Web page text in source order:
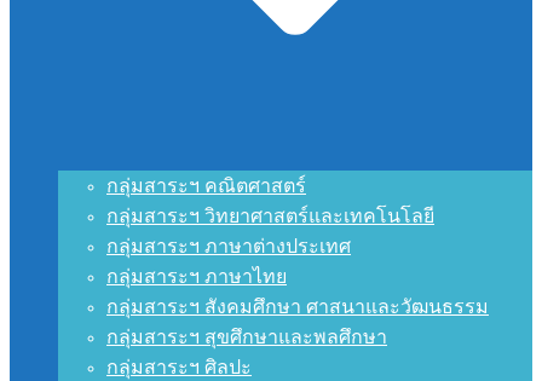
กลุ่มสาระฯ คณิตศาสตร์
กลุ่มสาระฯ วิทยาศาสตร์และเทคโนโลยี
กลุ่มสาระฯ ภาษาต่างประเทศ
กลุ่มสาระฯ ภาษาไทย
กลุ่มสาระฯ สังคมศึกษา ศาสนาและวัฒนธรรม
กลุ่มสาระฯ สุขศึกษาและพลศึกษา
กลุ่มสาระฯ ศิลปะ